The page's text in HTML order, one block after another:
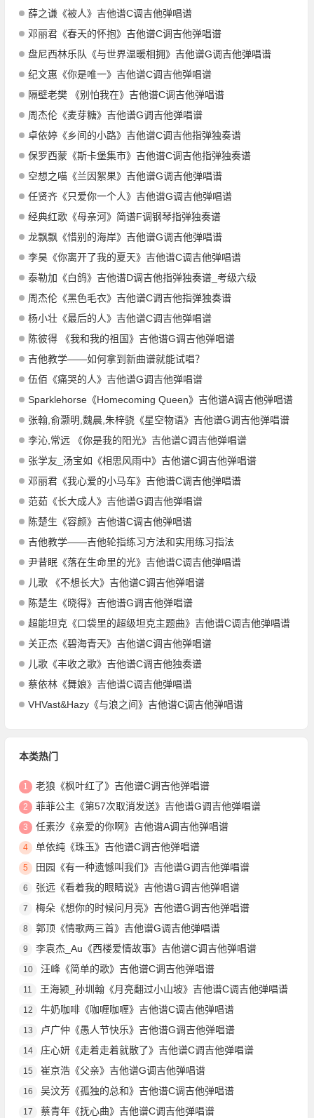
薛之谦《被人》吉他谱C调吉他弹唱谱
邓丽君《春天的怀抱》吉他谱C调吉他弹唱谱
盘尼西林乐队《与世界温暖相拥》吉他谱G调吉他弹唱谱
纪文惠《你是唯一》吉他谱C调吉他弹唱谱
隔壁老樊 《别怕我在》吉他谱C调吉他弹唱谱
周杰伦《麦芽糖》吉他谱G调吉他弹唱谱
卓依婷《乡间的小路》吉他谱C调吉他指弹独奏谱
保罗西蒙《斯卡堡集市》吉他谱C调吉他指弹独奏谱
空想之喵《兰因絮果》吉他谱G调吉他弹唱谱
任贤齐《只爱你一个人》吉他谱G调吉他弹唱谱
经典红歌《母亲河》简谱F调钢琴指弹独奏谱
龙飘飘《惜别的海岸》吉他谱G调吉他弹唱谱
李昊《你离开了我的夏天》吉他谱C调吉他弹唱谱
泰勒加《白鸽》吉他谱D调吉他指弹独奏谱_考级六级
周杰伦《黑色毛衣》吉他谱C调吉他指弹独奏谱
杨小壮《最后的人》吉他谱C调吉他弹唱谱
陈彼得 《我和我的祖国》吉他谱G调吉他弹唱谱
吉他教学——如何拿到新曲谱就能试唱？
伍佰《痛哭的人》吉他谱G调吉他弹唱谱
Sparklehorse《Homecoming Queen》吉他谱A调吉他弹唱谱
张翰,俞灏明,魏晨,朱梓骁《星空物语》吉他谱G调吉他弹唱谱
李沁,常远 《你是我的阳光》吉他谱C调吉他弹唱谱
张学友_汤宝如《相思风雨中》吉他谱C调吉他弹唱谱
邓丽君《我心爱的小马车》吉他谱C调吉他弹唱谱
范茹《长大成人》吉他谱G调吉他弹唱谱
陈楚生《容颜》吉他谱C调吉他弹唱谱
吉他教学——吉他轮指练习方法和实用练习指法
尹昔眠《落在生命里的光》吉他谱C调吉他弹唱谱
儿歌 《不想长大》吉他谱C调吉他弹唱谱
陈楚生《晓得》吉他谱G调吉他弹唱谱
超能坦克《口袋里的超级坦克主题曲》吉他谱C调吉他弹唱谱
关正杰《碧海青天》吉他谱C调吉他弹唱谱
儿歌《丰收之歌》吉他谱C调吉他独奏谱
蔡依林《舞娘》吉他谱C调吉他弹唱谱
VHVast&Hazy《与浪之间》吉他谱C调吉他弹唱谱
本类热门
1 老狼《枫叶红了》吉他谱C调吉他弹唱谱
2 菲菲公主《第57次取消发送》吉他谱G调吉他弹唱谱
3 任素汐《亲爱的你啊》吉他谱A调吉他弹唱谱
4 单依纯《珠玉》吉他谱C调吉他弹唱谱
5 田园《有一种遗憾叫我们》吉他谱G调吉他弹唱谱
6 张远《看着我的眼睛说》吉他谱G调吉他弹唱谱
7 梅朵《想你的时候问月亮》吉他谱G调吉他弹唱谱
8 郭顶《情歌两三首》吉他谱G调吉他弹唱谱
9 李袁杰_Au《西楼爱情故事》吉他谱C调吉他弹唱谱
10 汪峰《简单的歌》吉他谱C调吉他弹唱谱
11 王海颍_孙圳翰《月亮翻过小山坡》吉他谱C调吉他弹唱谱
12 牛奶咖啡《咖喱咖喱》吉他谱C调吉他弹唱谱
13 卢广仲《愚人节快乐》吉他谱G调吉他弹唱谱
14 庄心妍《走着走着就散了》吉他谱C调吉他弹唱谱
15 崔京浩《父亲》吉他谱G调吉他弹唱谱
16 吴汶芳《孤独的总和》吉他谱C调吉他弹唱谱
17 蔡青年《抚心曲》吉他谱C调吉他弹唱谱